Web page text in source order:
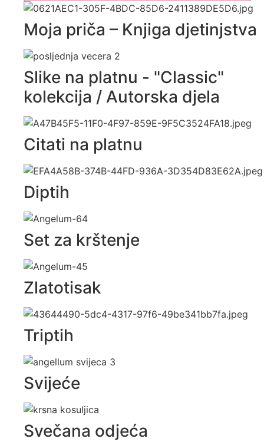
Moja priča – Knjiga djetinjstva
Slike na platnu - "Classic"
kolekcija / Autorska djela
Citati na platnu
Diptih
Set za krštenje
Zlatotisak
Triptih
Svijeće
Svečana odjeća